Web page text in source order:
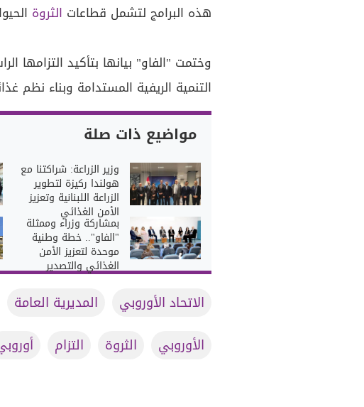
هذه البرامج لتشمل قطاعات الثروة
وختمت "الفاو" بيانها بتأكيد التزامها
التنمية الريفية المستدامة وبناء نظم
مواضيع ذات صلة
وزير الزراعة: شراكتنا مع
هولندا ركيزة لتطوير
الزراعة اللبنانية وتعزيز
الأمن الغذائي
بمشاركة وزراء وممثلة
"الفاو".. خطة وطنية
موحدة لتعزيز الأمن
الغذائي والتصدير
الاتحاد الأوروبي المديرية العامة
الأوروبي
الثروة التزام